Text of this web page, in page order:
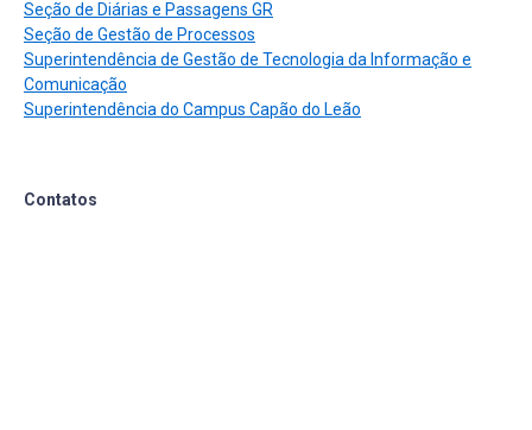
Seção de Diárias e Passagens GR
Seção de Gestão de Processos
Superintendência de Gestão de Tecnologia da Informação e
Comunicação
Superintendência do Campus Capão do Leão
Contatos